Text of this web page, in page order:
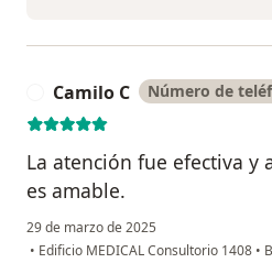
Camilo C Número de
La atención fue efectiva y
es amable.
29 de marzo de 2025
• Edificio MEDICAL Consultorio 1408 •